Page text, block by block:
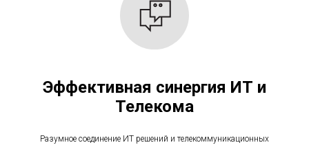
Эффективная синергия ИТ и
Телекома
Разумное соединение ИТ решений и телекоммуникационных